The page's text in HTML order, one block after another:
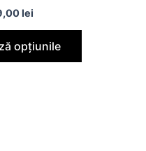
lei
opțiunile